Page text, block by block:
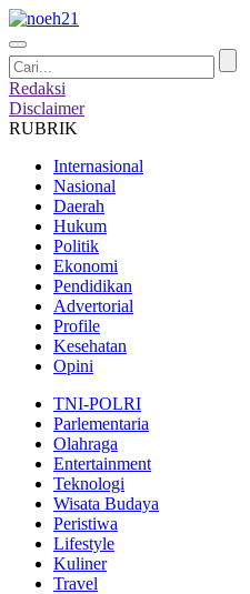
Redaksi
Disclaimer
RUBRIK
Internasional
Nasional
Daerah
Hukum
Politik
Ekonomi
Pendidikan
Advertorial
Profile
Kesehatan
Opini
TNI-POLRI
Parlementaria
Olahraga
Entertainment
Teknologi
Wisata Budaya
Peristiwa
Lifestyle
Kuliner
Travel